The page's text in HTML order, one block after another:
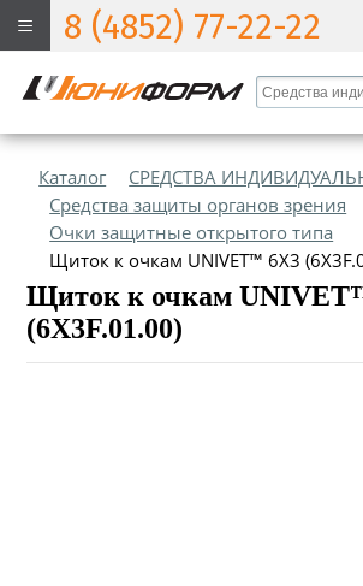
8 (4852) 77-22-22
Каталог
СРЕДСТВА
Средства защиты органов зрения
Очки защитные открытого типа
Щиток к очкам UNIVET™ 6Х3
Щиток к очкам
(6Х3F.01.00)